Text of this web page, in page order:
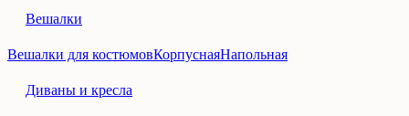
Вешалки
Вешалки для костюмовКорпуснаяНапольная
Диваны и кресла